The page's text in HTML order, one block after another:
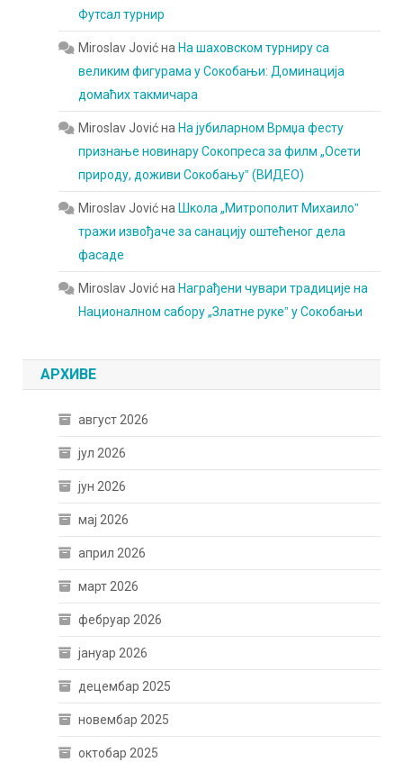
Футсал турнир
Miroslav Jovićна На шаховском турниру са
великим фигурама у Сокобањи: Доминација
домаћих такмичара
Miroslav Jovićна На јубиларном Врмџа фесту
признање новинару Сокопреса за филм „Осети
природу, доживи Сокобањуˮ (ВИДЕО)
Miroslav Jovićна Школа „Митрополит Михаилоˮ
тражи извођаче за санацију оштећеног дела
фасаде
Miroslav Jovićна Награђени чувари традиције на
Националном сабору „Златне рукеˮ у Сокобањи
АРХИВЕ
август 2026
јул 2026
јун 2026
мај 2026
април 2026
март 2026
фебруар 2026
јануар 2026
децембар 2025
новембар 2025
октобар 2025